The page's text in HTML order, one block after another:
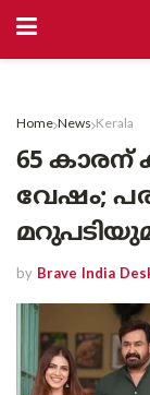
Home News Kerala
65 കാരന്
വേഷം;
by Brave India